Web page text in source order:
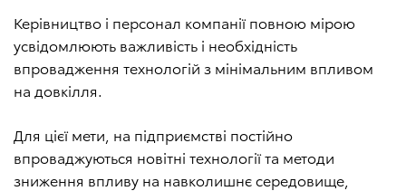
Керівництво і персонал компанії повною мірою
усвідомлюють важливість і необхідність
впровадження технологій з мінімальним впливом
на довкілля.
Для цієї мети, на підприємстві постійно
впроваджуються новітні технології та методи
зниження впливу на навколишнє середовище,